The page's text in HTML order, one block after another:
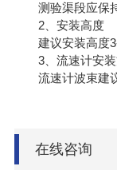
测验渠段应保持
2、安装高度
建议安装高度
3、流速计安装
流速计波束建
在线咨询